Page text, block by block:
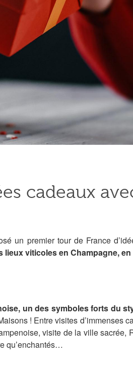
cadeaux
un premier tour de France
viticoles en Champagne,
un des symboles forts du
! Entre visites d’immenses
visite de la ville
qu’enchantés…